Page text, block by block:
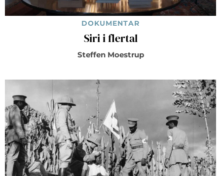
DOKUMENTAR
Siri i flertal
Steffen Moestrup